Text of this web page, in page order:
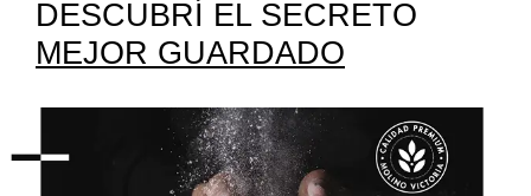
DESCUBRÍ EL SECRETO
MEJOR GUARDADO